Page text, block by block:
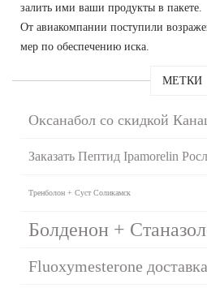
залить ими ваши продукты в пакете.
От авиакомпании поступили
мер по обеспечению иска.
МЕТКИ
Оксанабол со скидкой
Заказать Пептид Ipamorelin
Тренболон + Суст Соликамск
Болденон +
Fluoxymesterone